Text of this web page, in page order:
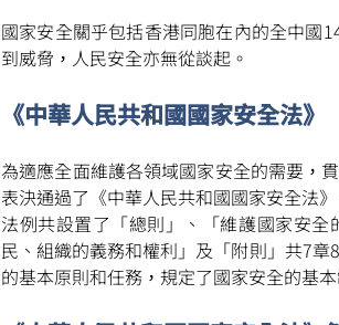
國家安全關乎包括香港同胞在內的全中國
到威脅，人民安全亦無從談起。
《中華人民共和國國家安全法》
為適應全面維護各領域國家安全的需要，
表決通過了《中華人民共和國國家安全法》
法例共設置了「總則」、「維護國家安
民、組織的義務和權利」及「附則」共7
的基本原則和任務，規定了國家安全的基